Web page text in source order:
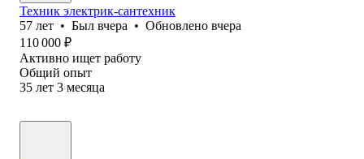
Техник электрик-сантехник
57 лет • Был вчера • Обновлено вчера
110 000 ₽
Активно ищет работу
Общий опыт
35 лет 3 месяца